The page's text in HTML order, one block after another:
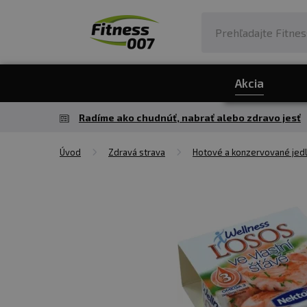
Akcia
Radíme ako chudnúť, nabrať alebo zdravo jesť
Úvod Zdravá strava Hotové a konzervované